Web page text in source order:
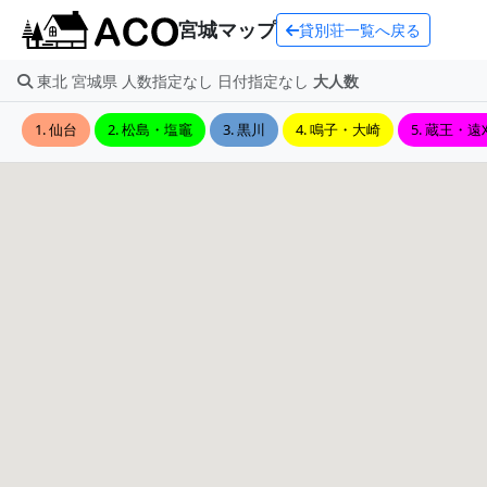
宮城マップ 貸別荘一覧へ戻る
東北 宮城県 人数指定なし 日付指定なし 大人数
1. 仙台 2. 松島・塩竈 3. 黒川 4. 鳴子・大崎 5. 蔵王・遠